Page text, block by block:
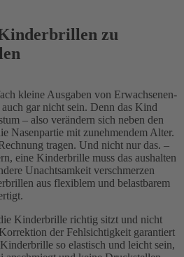
zu
kleine Ausgaben von Erwachsenen-
gar nicht sein. Denn das Kind
– also verändern sich neben den
Nasenpartie mit zunehmendem Alter.
tragen. Und nicht nur das. –
eine Kinderbrille muss das aushalten
Unachtsamkeit verschmerzen
aus flexiblem und belastbarem
Kinderbrille richtig sitzt und nicht
der Fehlsichtigkeit garantiert
so elastisch und leicht sein,